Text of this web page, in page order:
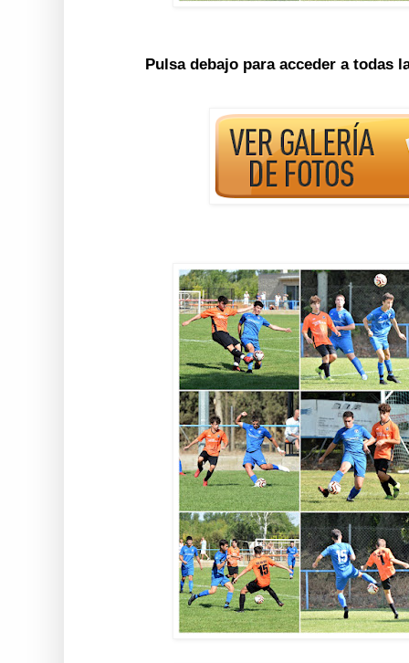
Pulsa debajo para acceder a todas